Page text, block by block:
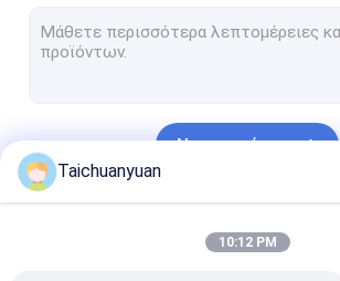
Τροχαίο μείωσης κλίσης εκσκαφέα
Υδραυλική αντλία εξορυκτήρα
μέρη υδραυλικών αντλιών εκσκαφέων
Να συνεχίσει
Taichuanyuan
10:12 PM